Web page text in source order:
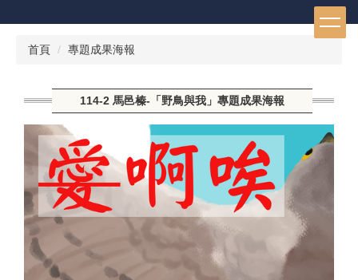
到
首頁 專題成果海報
114-2 馬邑榛-「野鳥與我」專題成果海報